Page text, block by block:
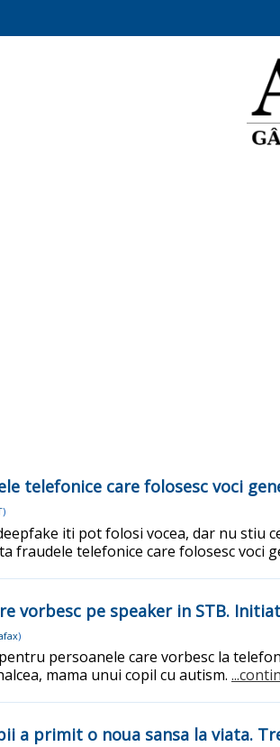
telefonice care folosesc voci
)
iti pot folosi vocea, dar nu stiu
fraudele telefonice care folosesc voci
vorbesc pe speaker in STB.
)
persoanele care vorbesc la
mama unui copil cu autism.
a primit o noua sansa la viata.